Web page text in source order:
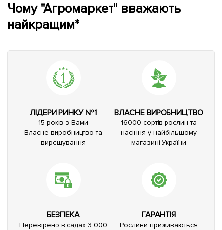
Чому "Агромаркет" вважають
найкращим*
ЛІДЕРИ РИНКУ №1
15 років з Вами
Власне виробництво та
вирощування
ВЛАСНЕ ВИРОБНИЦТВО
16000 сортів рослин та
насіння у найбільшому
магазині України
БЕЗПЕКА
Перевірено в садах 3 000
ГАРАНТІЯ
Рослини приживаються